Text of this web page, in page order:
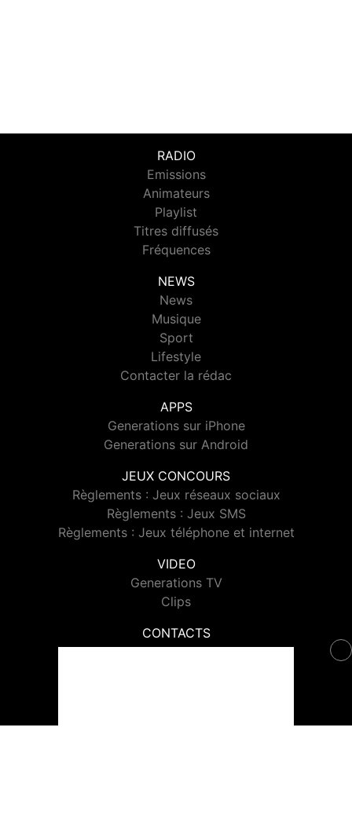
RADIO
Emissions
Animateurs
Playlist
Titres diffusés
Fréquences
NEWS
News
Musique
Sport
Lifestyle
Contacter la rédac
APPS
Generations sur iPhone
Generations sur Android
JEUX CONCOURS
Règlements : Jeux réseaux sociaux
Règlements : Jeux SMS
Règlements : Jeux téléphone et internet
VIDEO
Generations TV
Clips
CONTACTS
Contacter Generations